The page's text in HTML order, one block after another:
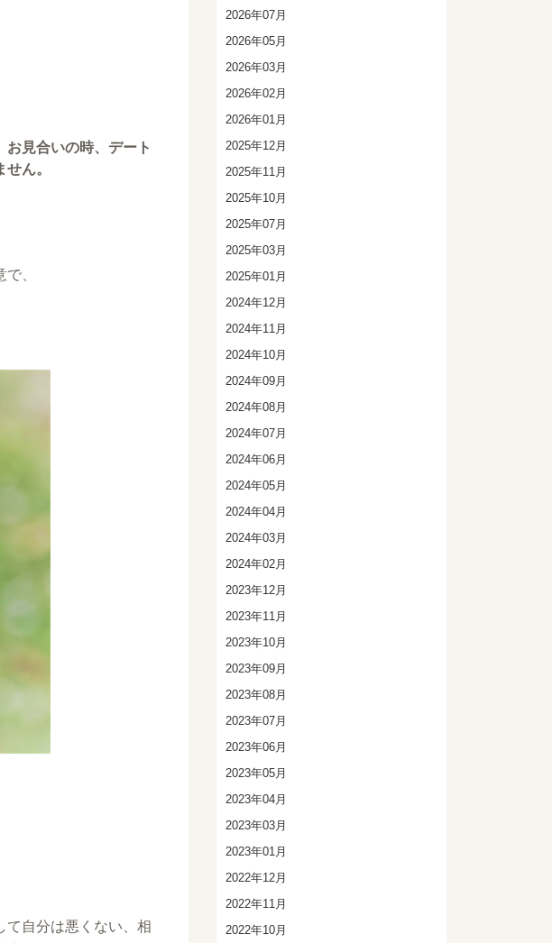
お見合いの時、デート
ん。
、
て自分は悪くない、相
2026年07月
2026年05月
2026年03月
2026年02月
2026年01月
2025年12月
2025年11月
2025年10月
2025年07月
2025年03月
2025年01月
2024年12月
2024年11月
2024年10月
2024年09月
2024年08月
2024年07月
2024年06月
2024年05月
2024年04月
2024年03月
2024年02月
2023年12月
2023年11月
2023年10月
2023年09月
2023年08月
2023年07月
2023年06月
2023年05月
2023年04月
2023年03月
2023年01月
2022年12月
2022年11月
2022年10月